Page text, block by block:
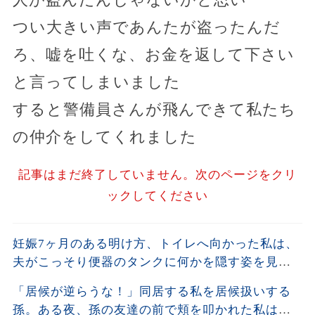
つい大きい声であんたが盗ったんだ
ろ、嘘を吐くな、お金を返して下さい
と言ってしまいました
すると警備員さんが飛んできて私たち
の仲介をしてくれました
記事はまだ終了していません。次のページをクリ
ックしてください
妊娠7ヶ月のある明け方、トイレへ向かった私は、
夫がこっそり便器のタンクに何かを隠す姿を見て
は声も出せず凍りついた――
「居候が逆らうな！」同居する私を居候扱いする
孫。ある夜、孫の友達の前で頬を叩かれた私は静